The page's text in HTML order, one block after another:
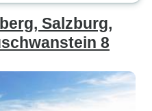
Salzburg,
8